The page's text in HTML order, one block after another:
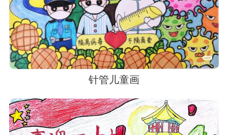
针管儿童画